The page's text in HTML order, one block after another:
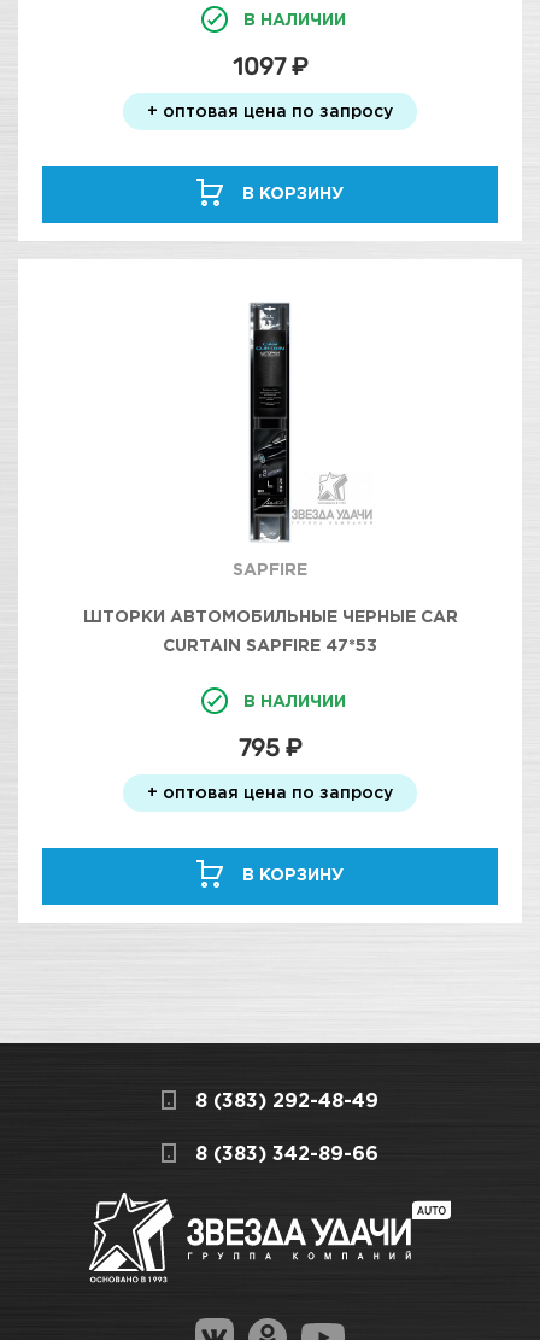
В НАЛИЧИИ
1097 ₽
+ оптовая цена по запросу
В КОРЗИНУ
SAPFIRE
ШТОРКИ АВТОМОБИЛЬНЫЕ ЧЕРНЫЕ CAR
CURTAIN SAPFIRE 47*53
В НАЛИЧИИ
795 ₽
+ оптовая цена по запросу
В КОРЗИНУ
8 (383) 292-48-49
8 (383) 342-89-66